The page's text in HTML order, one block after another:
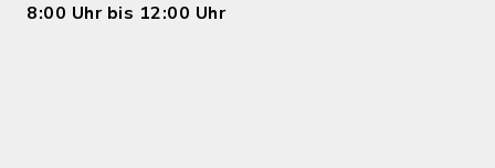
8:00 Uhr bis 12:00 Uhr